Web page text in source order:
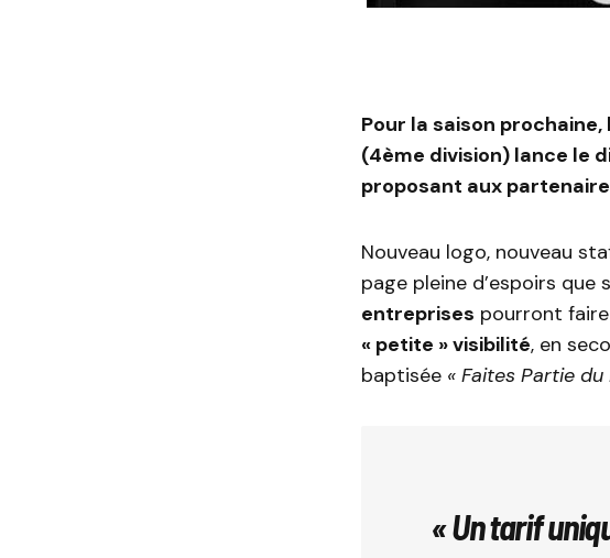
Pour la saison
(4ème division) lance le
proposant aux
Nouveau logo, nouveau
page pleine d’espoirs
entreprises pourront
« petite » visibilité, en
baptisée « Faites Partie
« Un tarif